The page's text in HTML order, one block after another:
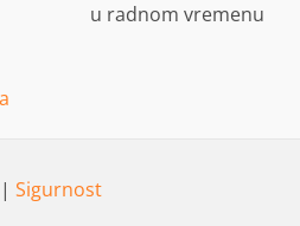
u radnom vremenu
| Sigurnost